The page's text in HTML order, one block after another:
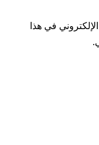
في هذا